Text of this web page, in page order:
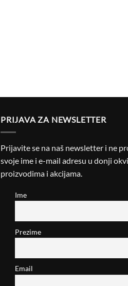
PRIJAVA ZA NEWSLETTER
Prijavite se na naš newsletter i ne
svoje ime i e-mail adresu u donji
proizvodima i akcijama.
Ime
Prezime
Email